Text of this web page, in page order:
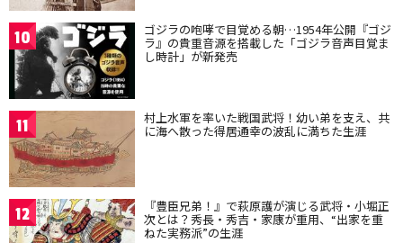
10 ゴジラの咆哮で目覚める朝…1954年公開『ゴジ
ラ』の貴重音源を搭載した「ゴジラ音声目覚ま
し時計」が新発売
11 村上水軍を率いた戦国武将！幼い弟を支え、共
に海へ散った得居通幸の波乱に満ちた生涯
12 『豊臣兄弟！』で萩原護が演じる武将・小堀正
次とは？秀長・秀吉・家康が重用、“出家を重
ねた実務派”の生涯